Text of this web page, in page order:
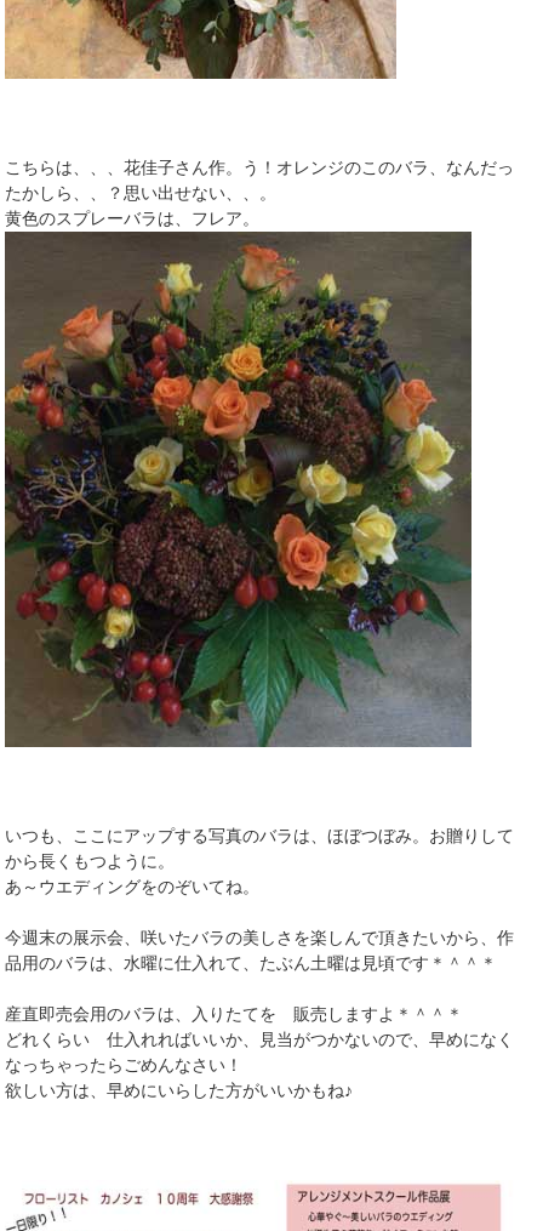
こちらは、、、花佳子さん作。う！オレンジのこのバラ、なんだっ
たかしら、、？思い出せない、、。
黄色のスプレーバラは、フレア。
いつも、ここにアップする写真のバラは、ほぼつぼみ。お贈りして
から長くもつように。
あ～ウエディングをのぞいてね。
今週末の展示会、咲いたバラの美しさを楽しんで頂きたいから、作
品用のバラは、水曜に仕入れて、たぶん土曜は見頃です＊＾＾＊
産直即売会用のバラは、入りたてを 販売しますよ＊＾＾＊
どれくらい 仕入れればいいか、見当がつかないので、早めになく
なっちゃったらごめんなさい！
欲しい方は、早めにいらした方がいいかもね♪